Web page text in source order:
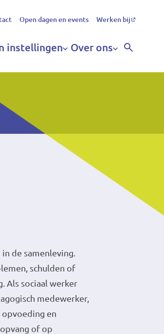
Open dagen en events Werken bij
instellingen Over ons
de samenleving.
schulden of
Als sociaal werker
medewerker,
opvoeding en
of op